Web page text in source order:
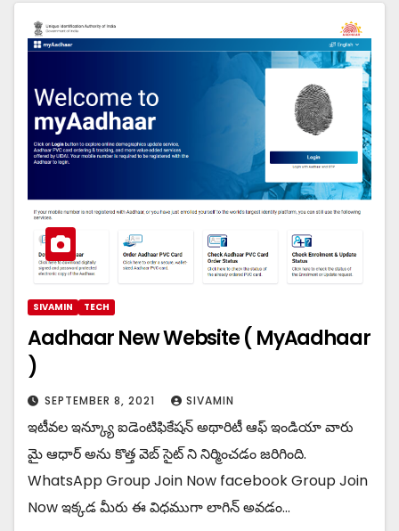
SIVAMIN TECH
Aadhaar New Website ( MyAadhaar
)
SEPTEMBER 8, 2021 SIVAMIN
ఇటీవల ఇన్క్యూ ఐడెంటిఫికేషన్ అథారిటీ ఆఫ్ ఇండియా వారు
మై ఆధార్ అను కొత్త వెబ్ సైట్ ని నిర్మించడం జరిగింది.
WhatsApp Group Join Now facebook Group Join
Now ఇక్కడ మీరు ఈ విధముగా లాగిన్ అవడం…